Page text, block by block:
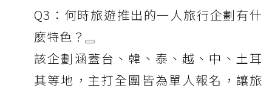
Q3：何時旅遊推出的一人旅行企劃有什
麼特色？
該企劃涵蓋台、韓、泰、越、中、土耳
其等地，主打全團皆為單人報名，讓旅